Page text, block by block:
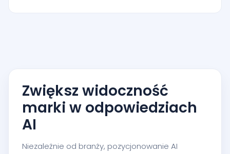
Zwiększ widoczność
marki w odpowiedziach
AI
Niezależnie od branży, pozycjonowanie AI